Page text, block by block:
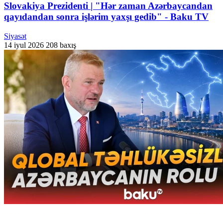
Slovakiya Prezidenti | "Hər zaman Azərbaycandan
qayıdandan sonra işlərim yaxşı gedib" - Baku TV
Siyasət
14 iyul 2026 208 baxış